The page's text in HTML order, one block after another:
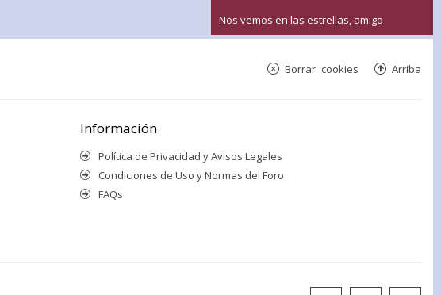
Nos vemos en las estrellas, amigo
Arriba
Borrar cookies
Información
Política de Privacidad y Avisos Legales
Condiciones de Uso y Normas del Foro
FAQs